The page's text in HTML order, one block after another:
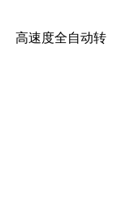
高速度全自动转